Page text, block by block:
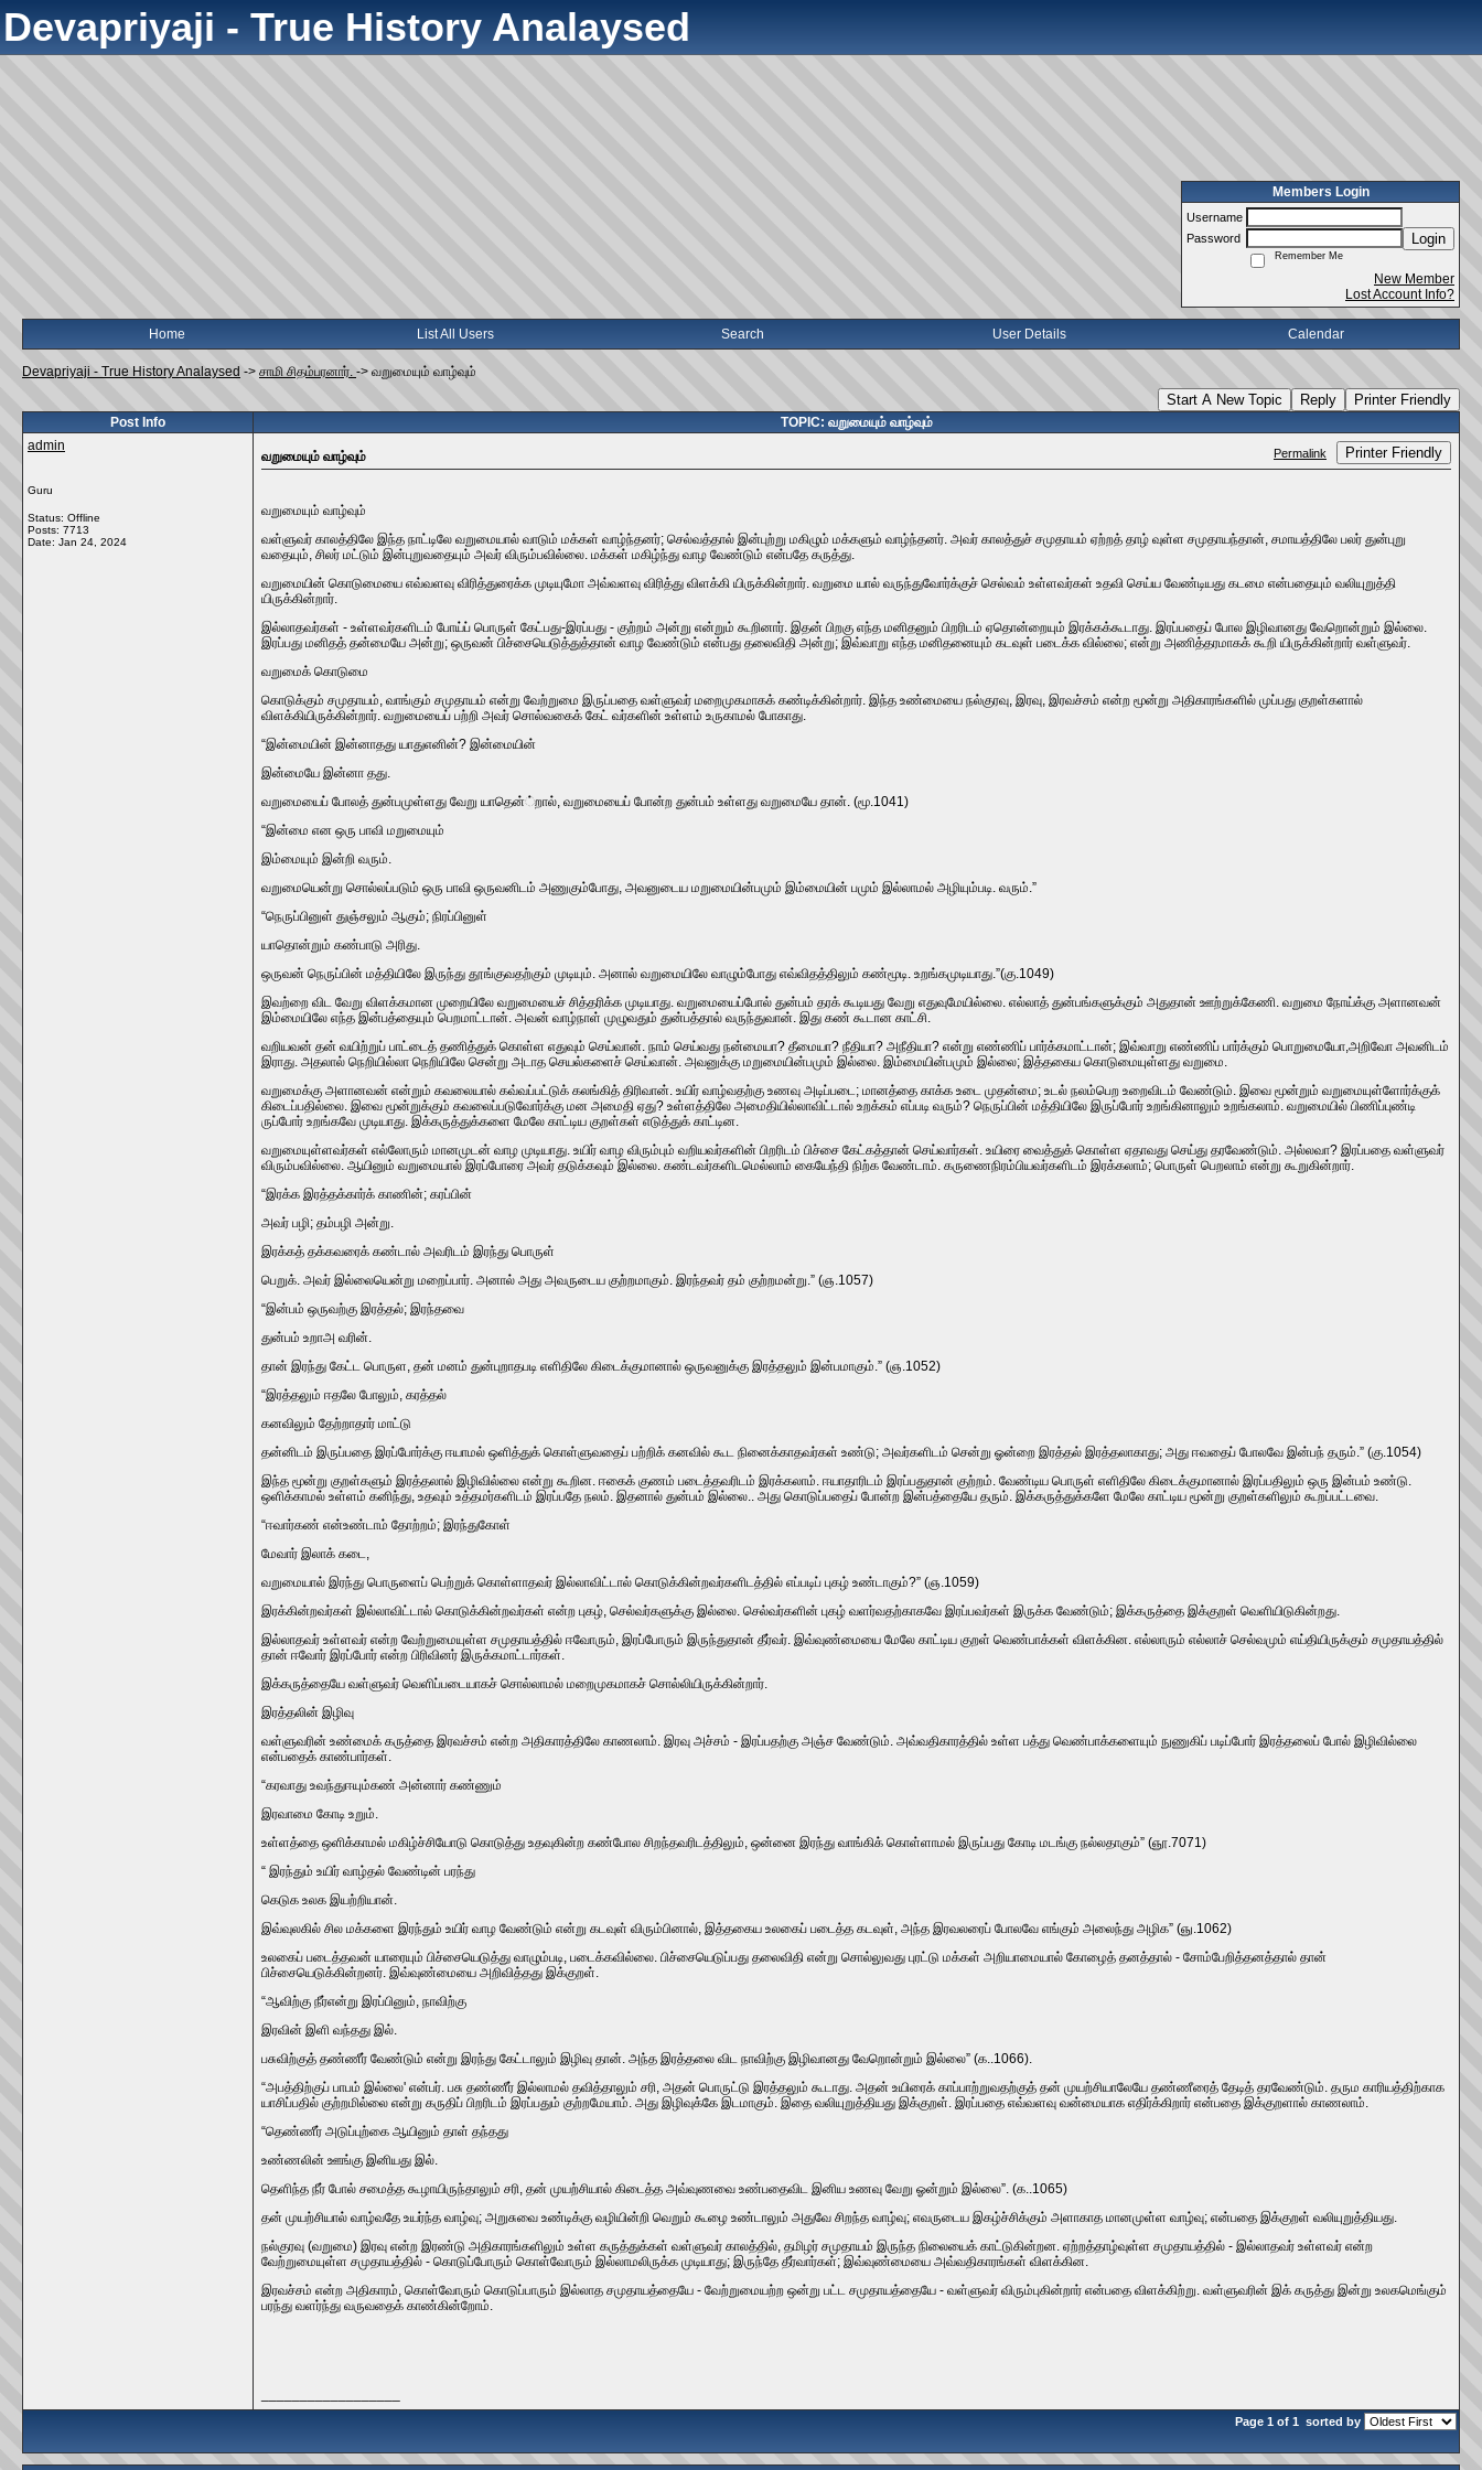
Devapriyaji - True History Analaysed
Members Login
Username
Password
Login
Remember Me
New Member
Lost Account Info?
Home List All Users Search User Details Calendar
Devapriyaji - True History Analaysed -> சாமி சிதம்பரனார். -> வறுமையும்‌ வாழ்வும்‌
Start A New Topic Reply Printer Friendly
Post Info
TOPIC: வறுமையும்‌ வாழ்வும்‌
admin
Guru
Status: Offline
Posts: 7713
Date: Jan 24, 2024
வறுமையும்‌ வாழ்வும்‌ Permalink Printer Friendly
வறுமையும்‌ வாழ்வும்‌
வள்ளுவர்‌ காலத்திலே இந்த நாட்டிலே வறுமையால்‌ வாடும்‌ மக்கள்‌ வாழ்ந்தனர்‌; செல்வத்தால்‌ இன்புற்று மகிழும்‌ மக்களும்‌ வாழ்ந்தனர்‌. அவர்‌ காலத்துச்‌ சமுதாயம்‌ ஏற்றத்‌ தாழ்‌ வுள்ள சமுதாயந்தான்‌, சமாயத்திலே பலர்‌ துன்புறு
வதையும்‌, சிலர்‌ மட்டும்‌ இன்புறுவதையும்‌ அவர்‌ விரும்பவில்லை. மக்கள்‌ மகிழ்ந்து வாழ வேண்டும்‌ என்பதே கருத்து.
வறுமையின்‌ கொடுமையை எவ்வளவு விரித்துரைக்க முடியுமோ அவ்வளவு விரித்து விளக்கி யிருக்கின்றார்‌. வறுமை யால்‌ வருந்துவோர்க்குச்‌ செல்வம்‌ உள்ளவர்கள்‌ உதவி செய்ய வேண்டியது கடமை என்பதையும்‌ வலியுறுத்தி
யிருக்கின்றார்‌.
இல்லாதவர்கள்‌ - உள்ளவர்களிடம்‌ போய்ப்‌ பொருள்‌ கேட்பது-இரப்பது - குற்றம்‌ அன்று என்றும்‌ கூறினார்‌. இதன்‌ பிறகு எந்த மனிதனும்‌ பிறரிடம்‌ ஏதொன்றையும்‌ இரக்கக்கூடாது. இரப்‌பதைப்‌ போல இழிவானது வேறொன்றும்‌ இல்லை.
இரப்பது மனிதத்‌ தன்மையே அன்று; ஒருவன்‌ பிச்சையெடுத்துத்தான்‌ வாழ வேண்டும்‌ என்பது தலைவிதி அன்று; இவ்வாறு எந்த மனிதனையும்‌ கடவுள்‌ படைக்க வில்லை; என்று அணித்தரமாகக்‌ கூறி யிருக்கின்றார்‌ வள்ளுவர்‌.
வறுமைக்‌ கொடுமை
கொடுக்கும்‌ சமுதாயம்‌, வாங்கும்‌ சமுதாயம்‌ என்று வேற்றுமை இருப்பதை வள்ளுவர்‌ மறைமுகமாகக்‌ கண்டிக்கின்றார்‌. இந்த உண்மையை நல்குரவு, இரவு, இரவச்சம்‌ என்ற மூன்று அதிகாரங்களில்‌ முப்பது குறள்களால்‌
விளக்கியிருக்கின்றார்‌. வறுமையைப்‌ பற்றி அவர்‌ சொல்வகைக்‌ கேட்‌ வர்களின்‌ உள்ளம்‌ உருகாமல்‌ போகாது.
“இன்மையின்‌ இன்னாதது யாதுஎனின்‌? இன்மையின்‌
இன்மையே இன்னா தது.
வறுமையைப்‌ போலத்‌ துன்பமுள்ளது வேறு யாதென்‌்றால்‌, வறுமையைப்‌ போன்ற துன்பம்‌ உள்ளது வறுமையே தான்‌. (மூ.1041)
“இன்மை என ஒரு பாவி மறுமையும்‌
இம்மையும்‌ இன்றி வரும்‌.
வறுமையென்று சொல்லப்படும்‌ ஒரு பாவி ஒருவனிடம்‌ அணுகும்போது, அவனுடைய மறுமையின்பமும்‌ இம்மையின்‌ பமும்‌ இல்லாமல்‌ அழியும்படி. வரும்‌.”
“நெருப்பினுள்‌ துஞ்சலும்‌ ஆகும்‌; நிரப்பினுள்‌
யாதொன்றும்‌ கண்பாடு அரிது.
ஒருவன்‌ நெருப்பின்‌ மத்தியிலே இருந்து தூங்குவதற்கும்‌ முடியும்‌. அனால்‌ வறுமையிலே வாழும்போது எவ்விதத்திலும்‌ கண்மூடி. உறங்கமுடியாது.”(கு.1049)
இவற்றை விட வேறு விளக்கமான முறையிலே வறுமையைச்‌ சித்தரிக்க முடியாது. வறுமையைப்போல்‌ துன்பம்‌ தரக்‌ கூடியது வேறு எதுவுமேயில்லை. எல்லாத்‌ துன்பங்களுக்கும்‌ அதுதான்‌ ஊற்றுக்கேணி. வறுமை நோய்க்கு அளானவன்‌
இம்மையிலே எந்த இன்பத்தையும்‌ பெறமாட்டான்‌. அவன்‌ வாழ்நாள்‌ முழுவதும்‌ துன்பத்தால்‌ வருந்துவான்‌. இது கண்‌ கூடான காட்சி.
வறியவன்‌ தன்‌ வயிற்றுப்‌ பாட்டைத்‌ தணித்துக்‌ கொள்ள எதுவும்‌ செய்வான்‌. நாம்‌ செய்வது நன்மையா? தீமையா? நீதியா? அநீதியா? என்று எண்ணிப்‌ பார்க்கமாட்டான்‌; இவ்வாறு எண்ணிப்‌ பார்க்கும்‌ பொறுமையோ,அறிவோ அவனிடம்‌
இராது. அதலால்‌ நெறியில்லா நெறியிலே சென்று அடாத செயல்களைச்‌ செய்வான்‌. அவனுக்கு மறுமையின்பமும்‌ இல்லை. இம்மையின்பமும்‌ இல்லை; இத்தகைய கொடுமையுள்ளது வறுமை.
வறுமைக்கு அளானவன்‌ என்றும்‌ கவலையால்‌ கவ்வப்‌பட்டுக்‌ கலங்கித்‌ திரிவான்‌. உயிர்‌ வாழ்வதற்கு உணவு அடிப்‌படை; மானத்தை காக்க உடை முதன்மை; உடல்‌ நலம்பெற உறைவிடம்‌ வேண்டும்‌. இவை மூன்றும்‌ வறுமையுள்ளோர்க்குக்‌
கிடைப்பதில்லை. இவை மூன்றுக்கும்‌ கவலைப்படுவோர்க்கு மன அமைதி ஏது? உள்ளத்திலே அமைதியில்லாவிட்டால்‌ உறக்கம்‌ எப்படி வரும்‌? நெருப்பின்‌ மத்தியிலே இருப்போர்‌ உறங்கினாலும்‌ உறங்கலாம்‌. வறுமையில்‌ பிணிப்புண்டி
ருப்போர்‌ உறங்கவே முடியாது. இக்கருத்துக்களை மேலே காட்டிய குறள்கள்‌ எடுத்துக்‌ காட்டின.
வறுமையுள்ளவர்கள்‌ எல்லோரும்‌ மானமுடன்‌ வாழ முடியாது. உயிர்‌ வாழ விரும்பும்‌ வறியவர்களின்‌ பிறரிடம்‌ பிச்சை கேட்கத்தான்‌ செய்வார்கள்‌. உயிரை வைத்துக்‌ கொள்ள ஏதாவது செய்து தரவேண்டும்‌. அல்லவா? இரப்பதை வள்ளுவர்‌
விரும்பவில்லை. ஆயினும்‌ வறுமையால்‌ இரப்போரை அவர்‌ தடுக்கவும்‌ இல்லை. கண்டவர்களிடமெல்லாம்‌ கையேந்தி நிற்க வேண்டாம்‌. கருணைநிரம்பியவர்களிடம்‌ இரக்கலாம்‌; பொருள்‌ பெறலாம்‌ என்று கூறுகின்றார்‌.
“இரக்க இரத்தக்கார்க்‌ காணின்‌; கரப்பின்‌
அவர்‌ பழி; தம்பழி அன்று.
இரக்கத்‌ தக்கவரைக்‌ கண்டால்‌ அவரிடம்‌ இரந்து பொருள்‌
பெறுக்‌. அவர்‌ இல்லையென்று மறைப்பார்‌. அனால்‌ அது அவருடைய குற்றமாகும்‌. இரந்தவர்‌ தம்‌ குற்றமன்று.” (ஞ.1057)
“இன்பம்‌ ஒருவற்கு இரத்தல்‌; இரந்தவை
துன்பம்‌ உறாஅ வரின்‌.
தான்‌ இரந்து கேட்ட பொருள, தன்‌ மனம்‌ துன்புறாதபடி எளிதிலே கிடைக்குமானால்‌ ஒருவனுக்கு இரத்தலும்‌ இன்பமாகும்‌.” (ஞ.1052)
“இரத்தலும்‌ ஈதலே போலும்‌, கரத்தல்‌
கனவிலும்‌ தேற்றாதார்‌ மாட்டு
தன்னிடம்‌ இருப்பதை இரப்போர்க்கு ஈயாமல்‌ ஒளித்துக்‌ கொள்ளுவதைப்‌ பற்றிக்‌ கனவில்‌ கூட நினைக்காதவர்கள்‌ உண்டு; அவர்களிடம்‌ சென்று ஓன்றை இரத்தல்‌ இரத்தலாகாது; அது ஈவதைப்‌ போலவே இன்பந்‌ தரும்‌.” (கு.1054)
இந்த மூன்று குறள்களும்‌ இரத்தலால்‌ இழிவில்லை என்று கூறின. ஈகைக்‌ குணம்‌ படைத்தவரிடம்‌ இரக்கலாம்‌. ஈயாதாரிடம்‌ இரப்பதுதான்‌ குற்றம்‌. வேண்டிய பொருள்‌ எளிதிலே கிடைக்குமானால்‌ இரப்பதிலும்‌ ஒரு இன்பம்‌ உண்டு.
ஒளிக்காமல்‌ உள்ளம்‌ கனிந்து, உதவும்‌ உத்தமர்களிடம்‌ இரப்பதே நலம்‌. இதனால்‌ துன்பம்‌ இல்லை.. அது கொடுப்பதைப்‌ போன்ற இன்பத்தையே தரும்‌. இக்கருத்துக்களே மேலே காட்டிய மூன்று குறள்களிலும்‌ கூறப்பட்டவை.
“ஈவார்கண்‌ என்‌உண்டாம்‌ தோற்றம்‌; இரந்துகோள்‌
மேவார்‌ இலாக்‌ கடை,
வறுமையால்‌ இரந்து பொருளைப்‌ பெற்றுக்‌ கொள்ளாதவர்‌ இல்லாவிட்டால்‌ கொடுக்கின்றவர்களிடத்தில்‌ எப்படிப்‌ புகழ்‌ உண்டாகும்‌?” (ஞ.1059)
இரக்கின்றவர்கள்‌ இல்லாவிட்டால்‌ கொடுக்கின்றவர்கள்‌ என்ற புகழ்‌, செல்வர்களுக்கு இல்லை. செல்வர்களின்‌ புகழ்‌ வளர்வதற்காகவே இரப்பவர்கள்‌ இருக்க வேண்டும்‌; இக்‌கருத்தை இக்குறள்‌ வெளியிடுகின்றது.
இல்லாதவர்‌ உள்ளவர்‌ என்ற வேற்றுமையுள்ள சமுதாயத்தில்‌ ஈவோரும்‌, இரப்போரும்‌ இருந்துதான்‌ தீர்வர்‌. இவ்‌வுண்மையை மேலே காட்டிய குறள்‌ வெண்பாக்கள்‌ விளக்கின. எல்லாரும்‌ எல்லாச்‌ செல்வமும்‌ எய்தியிருக்கும்‌ சமுதாயத்தில்‌
தான்‌ ஈவோர்‌ இரப்போர்‌ என்ற பிரிவினர்‌ இருக்கமாட்டார்கள்‌.
இக்கருத்தையே வள்ளுவர்‌ வெளிப்படையாகச்‌ சொல்லாமல்‌ மறைமுகமாகச்‌ சொல்லியிருக்கின்றார்‌.
இரத்தலின்‌ இழிவு
வள்ளுவரின்‌ உண்மைக்‌ கருத்தை இரவச்சம்‌ என்ற அதிகாரத்திலே காணலாம்‌. இரவு அச்சம்‌ - இரப்பதற்கு அஞ்ச வேண்டும்‌. அவ்வதிகாரத்தில்‌ உள்ள பத்து வெண்பாக்களையும்‌ நுணுகிப்‌ படிப்போர்‌ இரத்தலைப்‌ போல்‌ இழிவில்லை
என்பதைக்‌ காண்பார்கள்‌.
“கரவாது உவந்துஈயும்கண்‌ அன்னார்‌ கண்ணும்‌
இரவாமை கோடி உறும்‌.
உள்ளத்தை ஒளிக்காமல்‌ மகிழ்ச்சியோடு கொடுத்து உதவுகின்ற கண்போல சிறந்தவரிடத்திலும்‌, ஒன்னை இரந்து வாங்கிக்‌ கொள்ளாமல்‌ இருப்பது கோடி மடங்கு நல்லதாகும்‌” (ஞூ.7071)
“ இரந்தும்‌ உயிர்‌ வாழ்தல்‌ வேண்டின்‌ பரந்து
கெடுக உலக இயற்றியான்‌.
இவ்வுலகில்‌ சில மக்களை இரந்தும்‌ உயிர்‌ வாழ வேண்டும்‌ என்று கடவுள்‌ விரும்பினால்‌, இத்தகைய உலகைப்‌ படைத்த கடவுள்‌, அந்த இரவலரைப்‌ போலவே எங்கும்‌ அலைந்து அழிக” (ஞு.1062)
உலகைப்‌ படைத்தவன்‌ யாரையும்‌ பிச்சையெடுத்து வாழும்படி, படைக்கவில்லை. பிச்சையெடுப்பது தலைவிதி என்று சொல்லுவது புரட்டு மக்கள்‌ அறியாமையால்‌ கோழைத்‌ தனத்தால்‌ - சோம்பேறித்தனத்தால்‌ தான்‌
பிச்சையெடுக்கின்றனர்‌. இவ்வுண்மையை அறிவித்தது இக்குறள்‌.
“ஆவிற்கு நீர்‌என்று இரப்பினும்‌, நாவிற்கு
இரவின்‌ இளி வந்தது இல்‌.
பசுவிற்குத்‌ தண்ணீர்‌ வேண்டும்‌ என்று இரந்து கேட்டாலும்‌ இழிவு தான்‌. அந்த இரத்தலை விட நாவிற்கு இழிவானது வேறொன்றும்‌ இல்லை” (க..1066).
“அபத்திற்குப்‌ பாபம்‌ இல்லை' என்பர்‌. பசு தண்ணீர்‌ இல்லாமல்‌ தவித்தாலும்‌ சரி, அதன்‌ பொருட்டு இரத்தலும்‌ கூடாது. அதன்‌ உயிரைக்‌ காப்பாற்றுவதற்குத்‌ தன்‌ முயற்சியாலேயே தண்ணீரைத்‌ தேடித்‌ தரவேண்டும்‌. தரும காரியத்திற்காக
யாசிப்பதில்‌ குற்றமில்லை என்று கருதிப்‌ பிறரிடம்‌ இரப்பதும்‌ குற்றமேயாம்‌. அது இழிவுக்கே இடமாகும்‌. இதை வலியுறுத்தியது இக்குறள்‌. இரப்பதை எவ்வளவு வன்மையாக எதிர்க்கிறார்‌ என்பதை இக்குறளால்‌ காணலாம்‌.
“தெண்ணீர்‌ அடுப்புற்கை ஆயினும்‌ தாள்‌ தந்தது
உண்ணலின்‌ ஊங்கு இனியது இல்‌.
தெளிந்த நீர்‌ போல்‌ சமைத்த கூழாயிருந்தாலும்‌ சரி, தன்‌ முயற்சியால்‌ கிடைத்த அவ்வுணவை உண்பதைவிட இனிய உணவு வேறு ஓன்றும்‌ இல்லை”. (க..1065)
தன்‌ முயற்சியால்‌ வாழ்வதே உயர்ந்த வாழ்வு; அறுசுவை உண்டிக்கு வழியின்றி வெறும்‌ கூழை உண்டாலும்‌ அதுவே சிறந்த வாழ்வு; எவருடைய இகழ்ச்சிக்கும்‌ அளாகாத மானமுள்ள வாழ்வு; என்பதை இக்குறள்‌ வலியுறுத்தியது.
நல்குரவு (வறுமை) இரவு என்ற இரண்டு அதிகாரங்‌களிலும்‌ உள்ள கருத்துக்கள்‌ வள்ளுவர்‌ காலத்தில்‌, தமிழர்‌ சமுதாயம்‌ இருந்த நிலையைக்‌ காட்டுகின்றன. ஏற்றத்தாழ்வுள்ள சமுதாயத்தில்‌ - இல்லாதவர்‌ உள்ளவர்‌ என்ற
வேற்றுமையுள்ள சமுதாயத்தில்‌ - கொடுப்போரும்‌ கொள்வோரும்‌ இல்லாமலிருக்க முடியாது; இருந்தே தீர்வார்கள்‌; இவ்வுண்மையை அவ்வதிகாரங்கள்‌ விளக்கின.
இரவச்சம்‌ என்ற அதிகாரம்‌, கொள்வோரும்‌ கொடுப்‌பாரும்‌ இல்லாத சமுதாயத்தையே - வேற்றுமையற்ற ஒன்று பட்ட சமுதாயத்தையே - வள்ளுவர்‌ விரும்புகின்றார்‌ என்பதை விளக்கிற்று. வள்ளுவரின்‌ இக்‌ கருத்து இன்று உலகமெங்கும்‌
பரந்து வளர்ந்து வருவதைக்‌ காண்கின்றோம்‌.
Page 1 of 1 sorted by